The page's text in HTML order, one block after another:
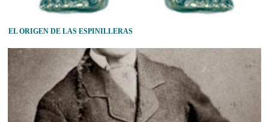
EL ORIGEN DE LAS ESPINILLERAS